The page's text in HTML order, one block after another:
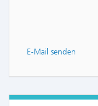
E-Mail senden